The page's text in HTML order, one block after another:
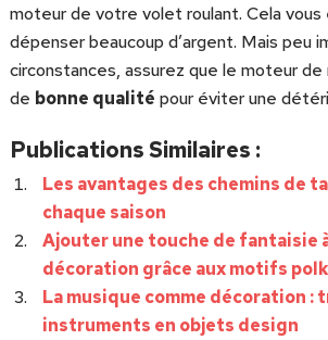
moteur de votre volet roulant. Cela
dépenser beaucoup d’argent. Mais peu
circonstances, assurez que le moteur
de bonne qualité pour éviter une
Publications Similaires :
Les avantages des chemins de
chaque saison
Ajouter une touche de fantaisie
décoration grâce aux motifs
La musique comme décoration :
instruments en objets design